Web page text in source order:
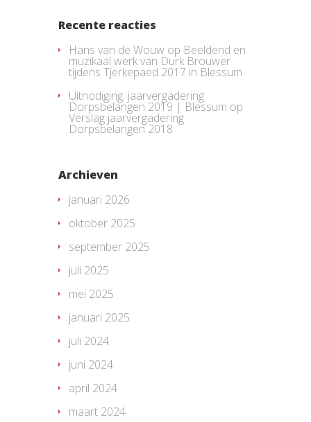
Recente reacties
Hans van de Wouw op Beeldend en
muzikaal werk van Durk Brouwer
tijdens Tjerkepaed 2017 in Blessum
Uitnodiging: jaarvergadering
Dorpsbelangen 2019 | Blessum op
Verslag jaarvergadering
Dorpsbelangen 2018
Archieven
januari 2026
oktober 2025
september 2025
juli 2025
mei 2025
januari 2025
juli 2024
juni 2024
april 2024
maart 2024